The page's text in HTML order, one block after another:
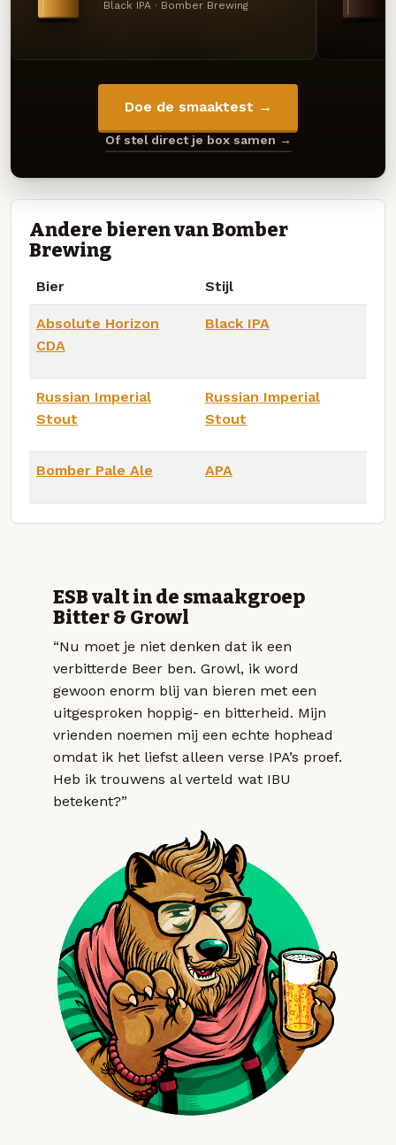
Black IPA · Bomber Brewing
Doe de smaaktest →
Of stel direct je box samen →
Andere bieren van Bomber
Brewing
Bier Stijl
Absolute Horizon
CDA
Black IPA
Russian Imperial
Stout
Russian Imperial
Stout
Bomber Pale Ale APA
ESB valt in de smaakgroep
Bitter & Growl
“Nu moet je niet denken dat ik een
verbitterde Beer ben. Growl, ik word
gewoon enorm blij van bieren met een
uitgesproken hoppig- en bitterheid. Mijn
vrienden noemen mij een echte hophead
omdat ik het liefst alleen verse IPA’s proef.
Heb ik trouwens al verteld wat IBU
betekent?”